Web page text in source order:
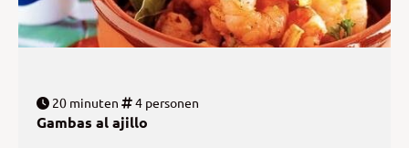
20 minuten 4 personen
Gambas al ajillo